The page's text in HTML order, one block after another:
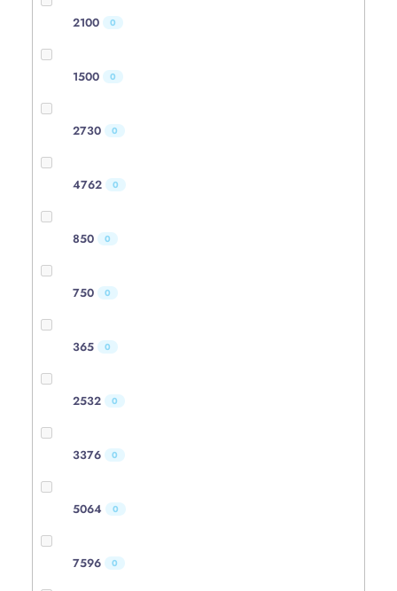
2100 0
1500 0
2730 0
4762 0
850 0
750 0
365 0
2532 0
3376 0
5064 0
7596 0